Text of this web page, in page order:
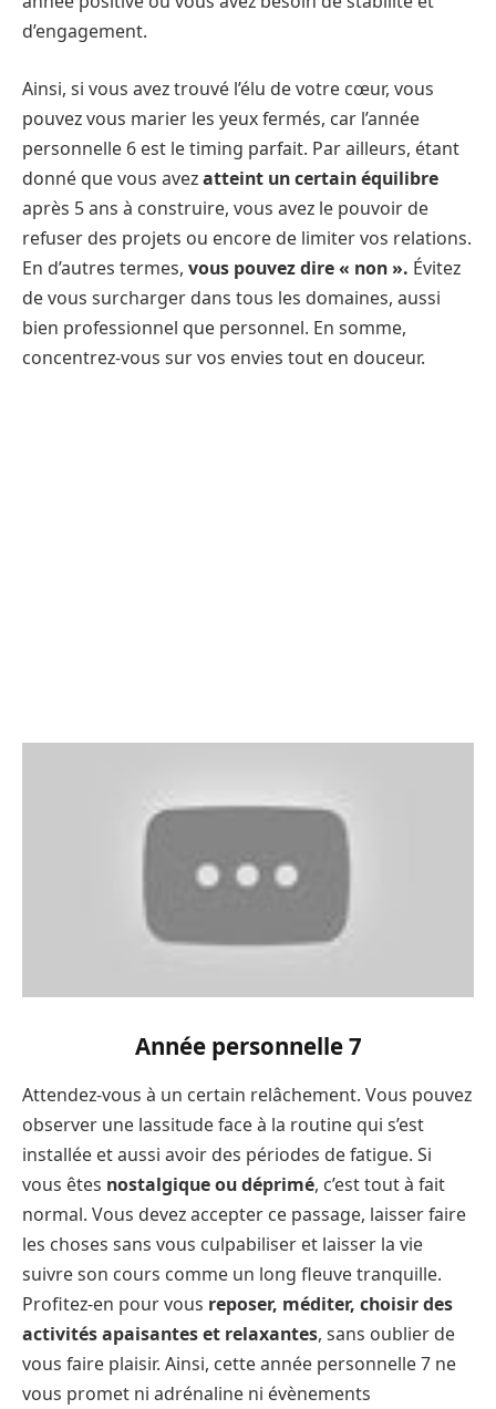
d’engagement.
Ainsi, si vous avez trouvé l’élu de votre cœur, vous
pouvez vous marier les yeux fermés, car l’année
personnelle 6 est le timing parfait. Par ailleurs, étant
donné que vous avezatteint un certain équilibre
après 5 ans à construire, vous avez le pouvoir de
refuser des projets ou encore de limiter vos relations.
En d’autres termes, vous pouvez dire « non ». Évitez
de vous surcharger dans tous les domaines, aussi
bien professionnel que personnel. En somme,
concentrez-vous sur vos envies tout en douceur.
Année personnelle 7
Attendez-vous à un certain relâchement. Vous pouvez
observer une lassitude face à la routine qui s’est
installée et aussi avoir des périodes de fatigue. Si
vous êtes nostalgique ou déprimé, c’est tout à fait
normal. Vous devez accepter ce passage, laisser faire
les choses sans vous culpabiliser et laisser la vie
suivre son cours comme un long fleuve tranquille.
Profitez-en pour vous reposer, méditer, choisir des
activités apaisantes et relaxantes, sans oublier de
vous faire plaisir. Ainsi, cette année personnelle 7 ne
vous promet ni adrénaline ni évènements